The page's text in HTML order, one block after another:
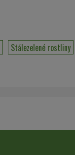
Stálezelené rostliny